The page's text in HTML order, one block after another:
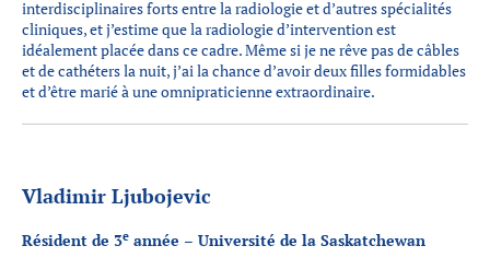
interdisciplinaires forts entre la radiologie et d’autres spécialités
cliniques, et j’estime que la radiologie d’intervention est
idéalement placée dans ce cadre. Même si je ne rêve pas de câbles
et de cathéters la nuit, j’ai la chance d’avoir deux filles formidables
et d’être marié à une omnipraticienne extraordinaire.
Vladimir Ljubojevic
Résident de 3e année – Université de la Saskatchewan